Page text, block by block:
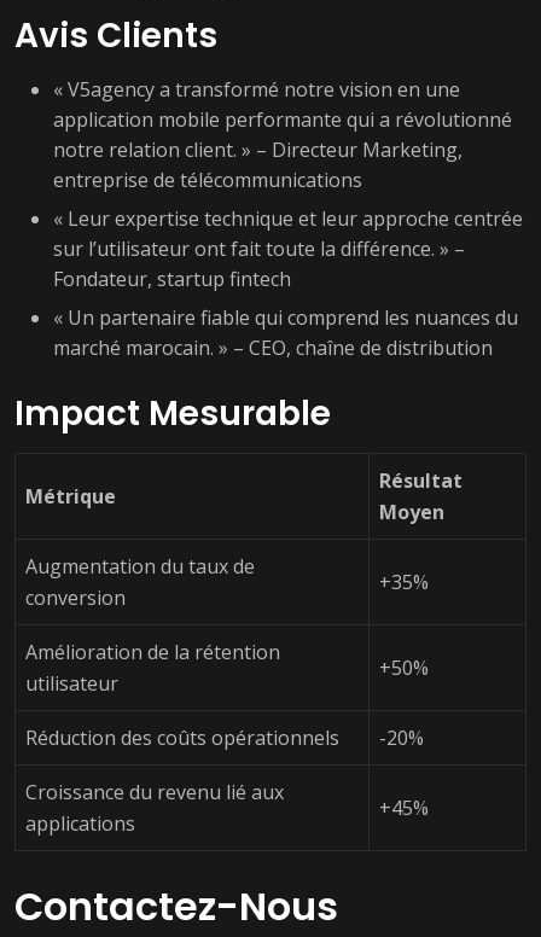
Avis Clients
« V5agency a transformé notre vision en une
application mobile performante qui a révolutionné
notre relation client. » – Directeur Marketing,
entreprise de télécommunications
« Leur expertise technique et leur approche centrée
sur l’utilisateur ont fait toute la différence. » –
Fondateur, startup fintech
« Un partenaire fiable qui comprend les nuances du
marché marocain. » – CEO, chaîne de distribution
Impact Mesurable
Métrique
Résultat
Moyen
Augmentation du taux de
conversion
+35%
Amélioration de la rétention
utilisateur
+50%
Réduction des coûts opérationnels -20%
Croissance du revenu lié aux
applications
+45%
Contactez-Nous